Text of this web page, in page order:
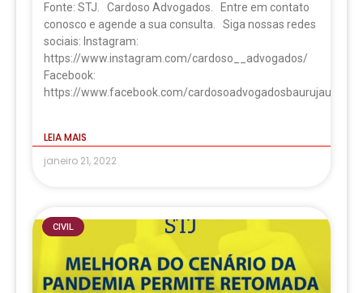
Fonte: STJ. Cardoso Advogados. Entre em contato
conosco e agende a sua consulta. Siga nossas redes
sociais: Instagram:
https://www.instagram.com/cardoso__advogados/
Facebook:
https://www.facebook.com/cardosoadvogadosbaurujau
LEIA MAIS
janeiro 21, 2022
CIVIL